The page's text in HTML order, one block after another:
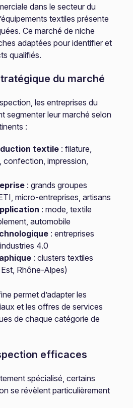
dans le secteur du
textiles présente
Ce marché de niche
adaptées pour identifier et
qualifiés.
du marché
les entreprises du
segmenter leur marché selon
:
textile : filature,
confection, impression,
: grands groupes
micro-entreprises, artisans
: mode, textile
automobile
: entreprises
4.0
: clusters textiles
Rhône-Alpes)
permet d’adapter les
et les offres de services
de chaque catégorie de
efficaces
spécialisé, certains
se révèlent particulièrement